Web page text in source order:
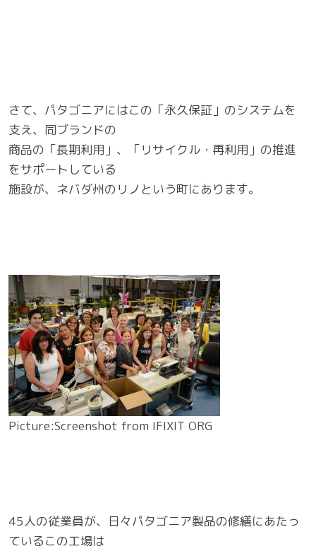
さて、パタゴニアにはこの「永久保証」のシステムを
支え、同ブランドの
商品の「長期利用」、「リサイクル・再利用」の推進
をサポートしている
施設が、ネバダ州のリノという町にあります。
Picture:Screenshot from IFIXIT ORG
45人の従業員が、日々パタゴニア製品の修繕にあたっ
ているこの工場は